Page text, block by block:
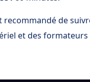
recommandé de
et des formateurs